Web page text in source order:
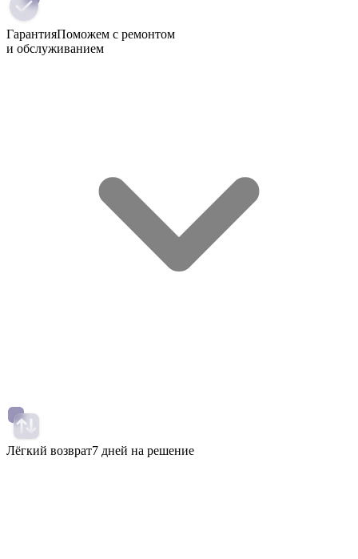
ГарантияПоможем с ремонтом
и обслуживанием
Лёгкий возврат7 дней на решение